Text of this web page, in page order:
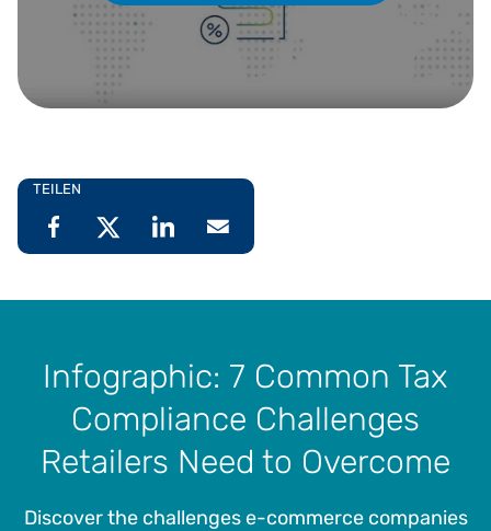
TEILEN
Infographic: 7 Common Tax
Compliance Challenges
Retailers Need to Overcome
Discover the challenges e-commerce companies